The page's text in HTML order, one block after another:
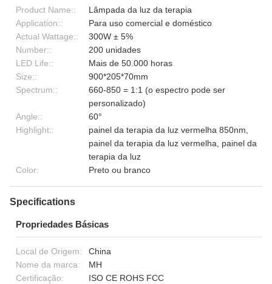
Product Name::
Lâmpada da luz da terapia
Application::
Para uso comercial e doméstico
Actual Wattage::
300W ± 5%
Number::
200 unidades
LED Life::
Mais de 50.000 horas
Size::
900*205*70mm
Spectrum::
660-850 = 1:1 (o espectro pode ser
personalizado)
Angle::
60°
Highlight::
painel da terapia da luz vermelha 850nm,
painel da terapia da luz vermelha, painel da
terapia da luz
Color:
Preto ou branco
Specifications
Propriedades Básicas
Local de Origem:
China
Nome da marca:
MH
Certificação:
ISO CE ROHS FCC